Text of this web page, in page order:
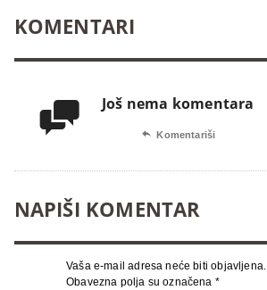
KOMENTARI
 Još nema komentara
 Komentariši
NAPIŠI KOMENTAR
Vaša e-mail adresa neće biti objavljena.
Obavezna polja su označena *